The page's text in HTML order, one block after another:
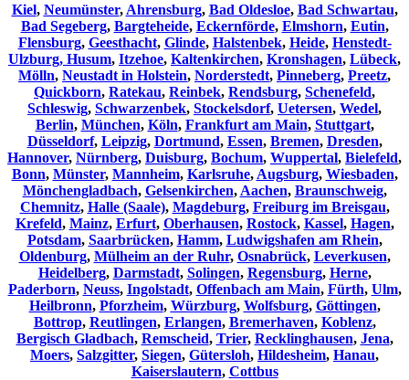
Kiel, Neumünster, Ahrensburg, Bad Oldesloe, Bad Schwartau,
Bad Segeberg, Bargteheide, Eckernförde, Elmshorn, Eutin,
Flensburg, Geesthacht, Glinde, Halstenbek, Heide, Henstedt-
Ulzburg, Husum, Itzehoe, Kaltenkirchen, Kronshagen, Lübeck,
Mölln, Neustadt in Holstein, Norderstedt, Pinneberg, Preetz,
Quickborn, Ratekau, Reinbek, Rendsburg, Schenefeld,
Schleswig, Schwarzenbek, Stockelsdorf, Uetersen, Wedel,
Berlin, München, Köln, Frankfurt am Main, Stuttgart,
Düsseldorf, Leipzig, Dortmund, Essen, Bremen, Dresden,
Hannover, Nürnberg, Duisburg, Bochum, Wuppertal, Bielefeld,
Bonn, Münster, Mannheim, Karlsruhe, Augsburg, Wiesbaden,
Mönchengladbach, Gelsenkirchen, Aachen, Braunschweig,
Chemnitz⁠, Halle (Saale), Magdeburg, Freiburg im Breisgau,
Krefeld, Mainz, Erfurt, Oberhausen, Rostock, Kassel, Hagen,
Potsdam, Saarbrücken, Hamm, Ludwigshafen am Rhein,
Oldenburg, Mülheim an der Ruhr, Osnabrück, Leverkusen,
Heidelberg, Darmstadt, Solingen, Regensburg, Herne,
Paderborn, Neuss, Ingolstadt, Offenbach am Main, Fürth, Ulm,
Heilbronn, Pforzheim, Würzburg, Wolfsburg, Göttingen,
Bottrop, Reutlingen, Erlangen, Bremerhaven, Koblenz,
Bergisch Gladbach, Remscheid, Trier, Recklinghausen, Jena,
Moers, Salzgitter, Siegen, Gütersloh, Hildesheim, Hanau,
Kaiserslautern, Cottbus